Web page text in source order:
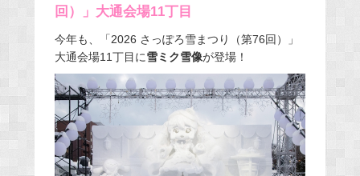
回）」大通会場11丁目
今年も、「2026 さっぽろ雪まつり（第76回）」
大通会場11丁目に雪ミク雪像が登場！